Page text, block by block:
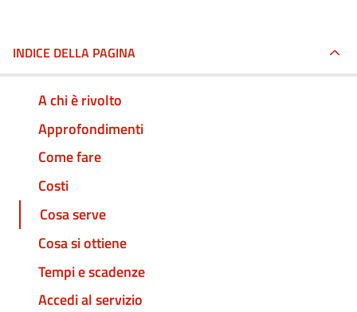
INDICE DELLA PAGINA
A chi è rivolto
Approfondimenti
Come fare
Costi
Cosa serve
Cosa si ottiene
Tempi e scadenze
Accedi al servizio